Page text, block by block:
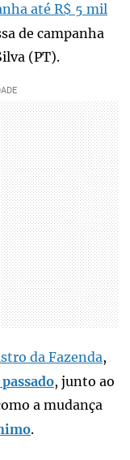
até R$ 5 mil
de campanha
(PT).
da Fazenda,
, junto ao
a mudança
.